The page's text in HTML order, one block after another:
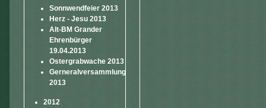
Sonnwendfeier 2013
Herz - Jesu 2013
Alt-BM Grander
Ehrenbürger
19.04.2013
Ostergrabwache 2013
Gerneralversammlung
2013
2012